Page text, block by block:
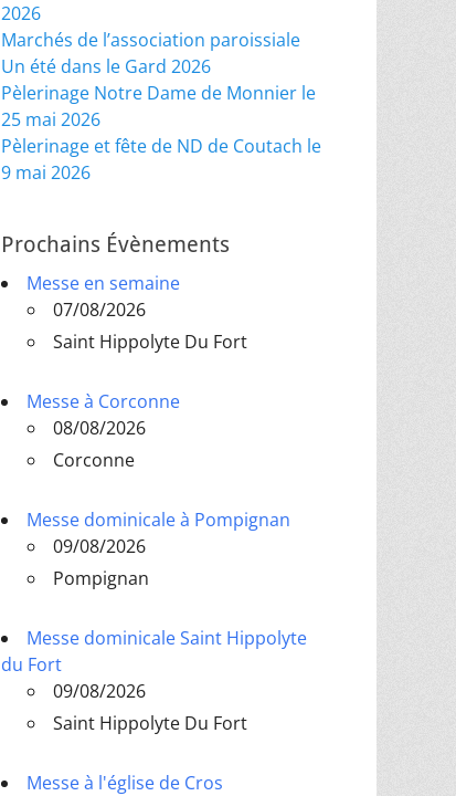
2026
Marchés de l’association paroissiale
Un été dans le Gard 2026
Pèlerinage Notre Dame de Monnier le
25 mai 2026
Pèlerinage et fête de ND de Coutach le
9 mai 2026
Prochains Évènements
Messe en semaine
07/08/2026
Saint Hippolyte Du Fort
Messe à Corconne
08/08/2026
Corconne
Messe dominicale à Pompignan
09/08/2026
Pompignan
Messe dominicale Saint Hippolyte
du Fort
09/08/2026
Saint Hippolyte Du Fort
Messe à l'église de Cros